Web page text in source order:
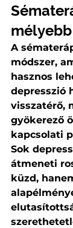
A
módszer,
hasznos
depresszió
visszatérő,
gyökerező
kapcsolati
Sok
átmeneti
küzd,